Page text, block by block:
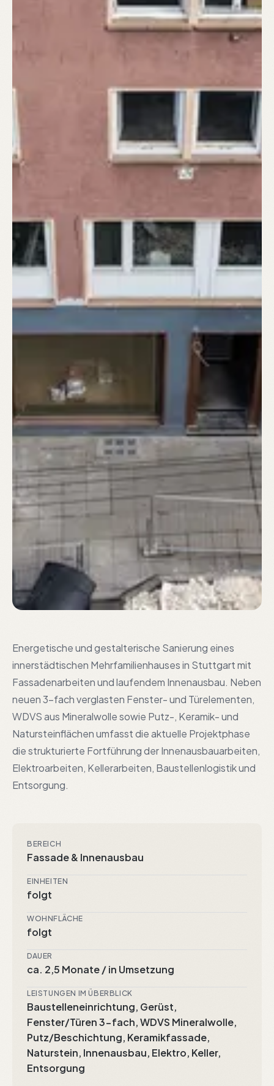
Energetische und gestalterische Sanierung eines
innerstädtischen Mehrfamilienhauses in Stuttgart mit
Fassadenarbeiten und laufendem Innenausbau. Neben
neuen 3-fach verglasten Fenster- und Türelementen,
WDVS aus Mineralwolle sowie Putz-, Keramik- und
Natursteinflächen umfasst die aktuelle Projektphase
die strukturierte Fortführung der Innenausbauarbeiten,
Elektroarbeiten, Kellerarbeiten, Baustellenlogistik und
Entsorgung.
BEREICH
Fassade & Innenausbau
EINHEITEN
folgt
WOHNFLÄCHE
folgt
DAUER
ca. 2,5 Monate / in Umsetzung
LEISTUNGEN IM ÜBERBLICK
Baustelleneinrichtung, Gerüst,
Fenster/Türen 3-fach, WDVS Mineralwolle,
Putz/Beschichtung, Keramikfassade,
Naturstein, Innenausbau, Elektro, Keller,
Entsorgung